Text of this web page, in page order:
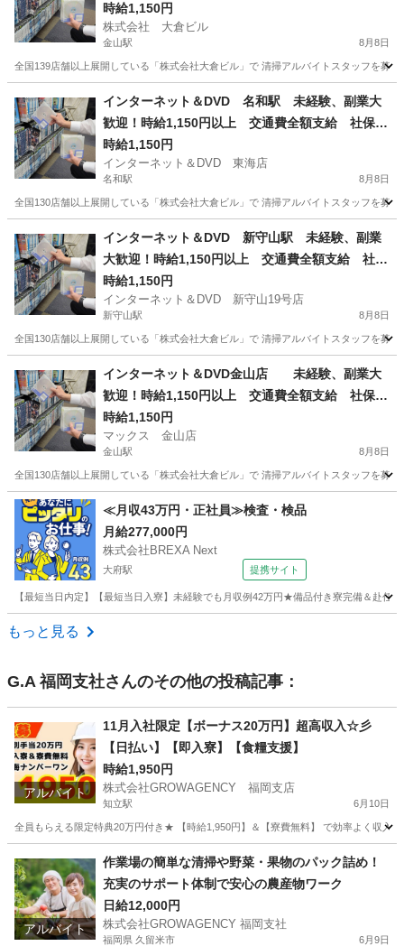
以上1日4時間以上出来る方 簡単な内容のお掃除
なので初めてでも安心！
時給1,150円
株式会社 大倉ビル
金山駅 8月8日
全国139店舗以上展開している「株式会社大倉ビル」で 清掃アルバイトスタッフを募
金山駅 清掃
インターネット＆DVD 名和駅 未経験、副業大
歓迎！時給1,150円以上 交通費全額支給 社保完
備 髪型髪色自由 日払い、週払いOK！ 店舗内
清掃アルバイト 1日4時間以上 週1日からOK
時給1,150円
インターネット＆DVD 東海店
名和駅 8月8日
全国130店舗以上展開している「株式会社大倉ビル」で 清掃アルバイトスタッフを募
名和駅 清掃 フリーダイヤル
インターネット＆DVD 新守山駅 未経験、副業
大歓迎！時給1,150円以上 交通費全額支給 社保
完備 髪型髪色自由 日払い、週払いOK！ 店舗
内清掃アルバイト 1日4時間以上 週1日からOK
時給1,150円
インターネット＆DVD 新守山19号店
新守山駅 8月8日
全国130店舗以上展開している「株式会社大倉ビル」で 清掃アルバイトスタッフを募
新守山駅 清掃 フリーダイヤル
インターネット＆DVD金山店 未経験、副業大
歓迎！時給1,150円以上 交通費全額支給 社保完
備 髪型髪色自由 日払い、OK！ 店舗内清掃ア
ルバイト 1日4時間以上 週1日からOK
時給1,150円
マックス 金山店
金山駅 8月8日
全国130店舗以上展開している「株式会社大倉ビル」で 清掃アルバイトスタッフを募
愛知 名古屋市 金山駅 清掃 フリーダイヤル
≪月収43万円・正社員≫検査・検品
月給277,000円
株式会社BREXA Next
大府駅 提携サイト
【最短当日内定】【最短当日入寮】未経験でも月収例42万円★備品付き寮完備＆赴
愛知 大府市
もっと見る
G.A 福岡支社さんのその他の投稿記事：
アルバイト
11月入社限定【ボーナス20万円】超高収入☆彡
【日払い】【即入寮】【食糧支援】
時給1,950円
株式会社GROWAGENCY 福岡支店
知立駅 6月10日
全員もらえる限定特典20万円付き★ 【時給1,950円】＆【寮費無料】 で効率よく収
知立駅 軽作業 三重 いなべ市 多度駅
軽作業 自動車部品
アルバイト
作業場の簡単な清掃や野菜・果物のパック詰め！
充実のサポート体制で安心の農産物ワーク
日給12,000円
株式会社GROWAGENCY 福岡支社
福岡県 久留米市 6月9日